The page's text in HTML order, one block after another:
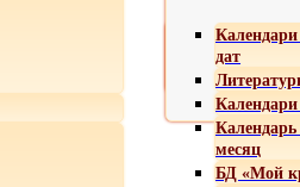
дат
месяц
БД «Мой